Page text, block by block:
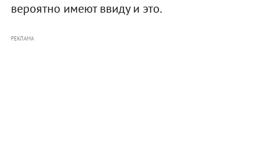
вероятно имеют ввиду и это.
РЕКЛАМА